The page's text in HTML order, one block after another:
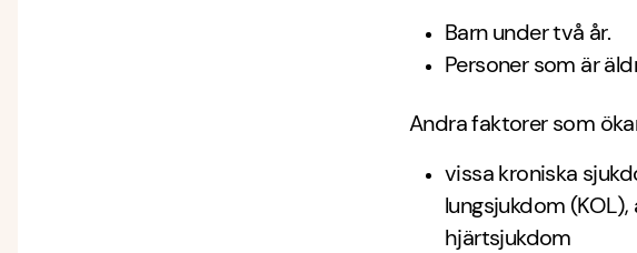
Barn under två år.
Personer som är
Andra faktorer som
vissa kroniska
lungsjukdom
hjärtsjukdom